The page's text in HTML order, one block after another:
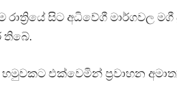
රාත්‍රියේ සිට අධිවේගී මාර්ගවල
තිබේ.
හමුවකට එක්වෙමින් ප්‍රවාහන